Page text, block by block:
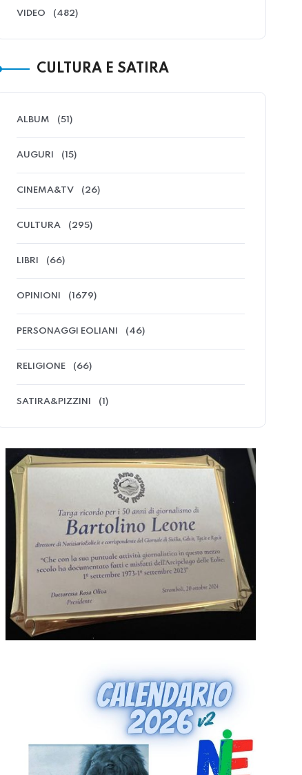
VIDEO (482)
CULTURA E SATIRA
ALBUM (51)
AUGURI (15)
CINEMA&TV (26)
CULTURA (295)
LIBRI (66)
OPINIONI (1679)
PERSONAGGI EOLIANI (46)
RELIGIONE (66)
SATIRA&PIZZINI (1)